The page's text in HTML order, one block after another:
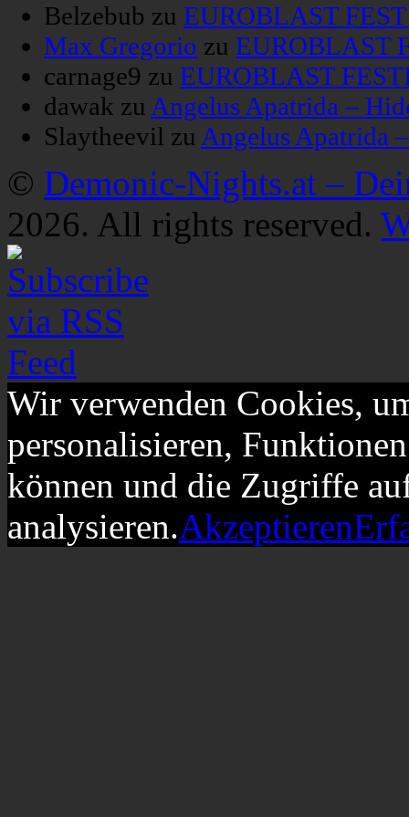
Belzebub zu EUROBLAST
Max Gregorio zu EUROBLAST
carnage9 zu EUROBLAST
dawak zu Angelus Apatrida –
Slaytheevil zu Angelus Apatrida
© Demonic-Nights.at –
2026. All rights reserved.
Wir verwenden Cookies,
personalisieren,
können und die Zugriffe
analysieren.Akzeptieren